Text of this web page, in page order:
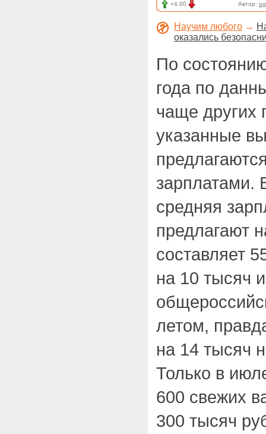
+4.00 Автор:
Научим любого →
оказались
По
года по
чаще других
указанные
зарплатами.
средняя
предлагают
составляет
на 10 тысяч
летом,
на 14 тысяч
Только в
600 свежих
300 тысяч